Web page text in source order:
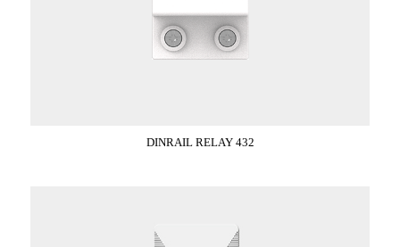
DINRAIL RELAY 432